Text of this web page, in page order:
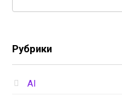
Рубрики
AI